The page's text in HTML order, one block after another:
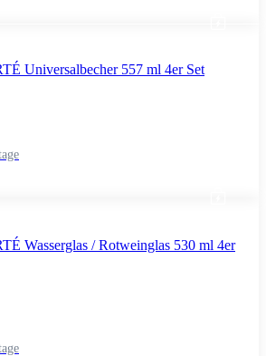
Universalbecher 557 ml 4er Set
Wasserglas / Rotweinglas 530 ml 4er